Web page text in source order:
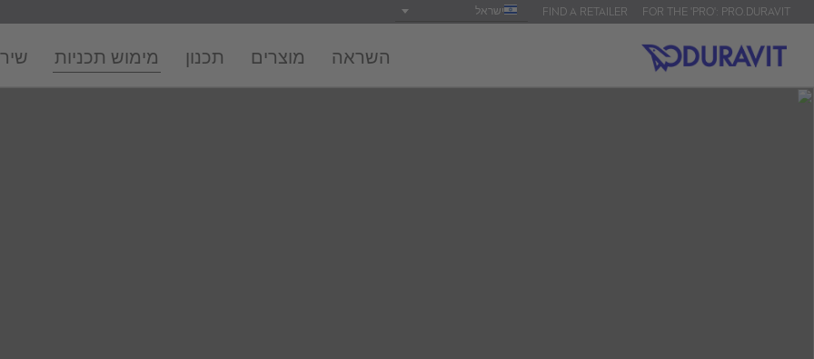
FOR THE 'PRO': PRO.DURAVIT
FIND A RETAILER ישראל
השראה מוצרים תכנון מימוש תכניות